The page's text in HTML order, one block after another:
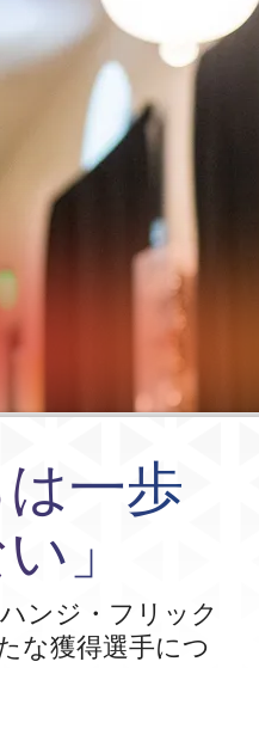
一歩
」
ンジ・フリック
な獲得選手につ